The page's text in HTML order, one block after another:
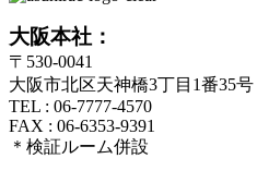
大阪本社：
〒530-0041
大阪市北区天神橋3丁目1番35
TEL : 06-7777-4570
FAX : 06-6353-9391
＊検証ルーム併設